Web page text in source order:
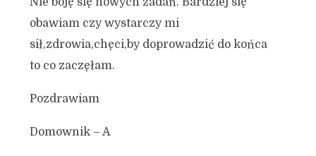
obawiam czy wystarczy mi
sił,zdrowia,chęci,by doprowadzić do końca
to co zaczęłam.
Pozdrawiam
Domownik – A